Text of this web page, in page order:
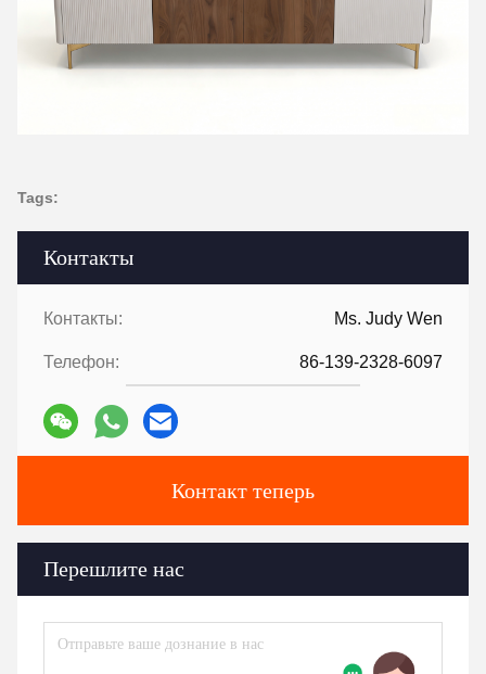
Контакты
Контакты: Ms. Judy Wen
Телефон: 86-139-2328-6097
Контакт теперь
Перешлите нас
Tags: